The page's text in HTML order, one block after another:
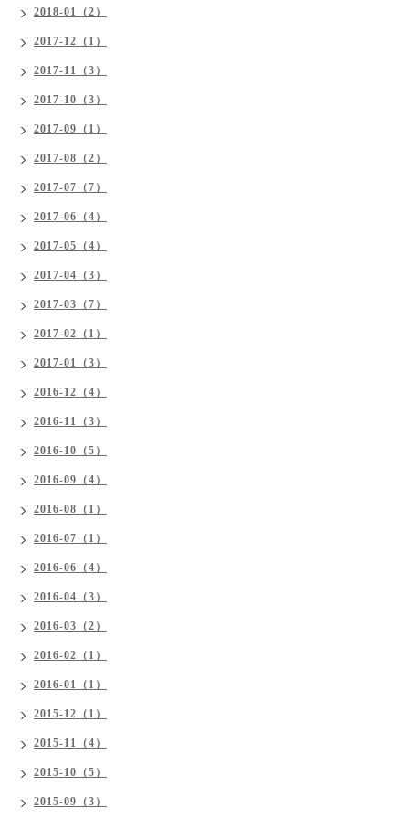
2018-01（2）
2017-12（1）
2017-11（3）
2017-10（3）
2017-09（1）
2017-08（2）
2017-07（7）
2017-06（4）
2017-05（4）
2017-04（3）
2017-03（7）
2017-02（1）
2017-01（3）
2016-12（4）
2016-11（3）
2016-10（5）
2016-09（4）
2016-08（1）
2016-07（1）
2016-06（4）
2016-04（3）
2016-03（2）
2016-02（1）
2016-01（1）
2015-12（1）
2015-11（4）
2015-10（5）
2015-09（3）